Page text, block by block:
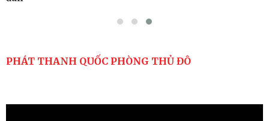
PHÁT THANH QUỐC PHÒNG THỦ ĐÔ